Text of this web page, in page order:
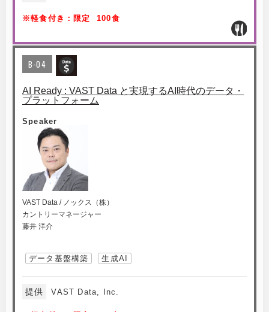
※軽食付き：限定 100食
B-04
AI Ready : VAST Data と実現するAI時代のデータ・
プラットフォーム
Speaker
VAST Data / ノックス（株）
カントリーマネージャー
藤井 洋介
データ基盤構築 生成AI
提供 VAST Data, Inc.